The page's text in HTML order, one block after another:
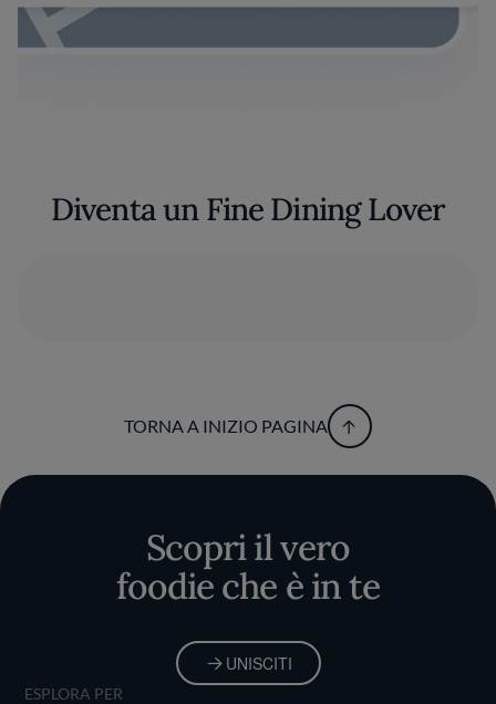
Diventa un Fine Dining Lover
TORNA A INIZIO PAGINA
Scopri il vero
foodie che è in te
UNISCITI
ESPLORA PER